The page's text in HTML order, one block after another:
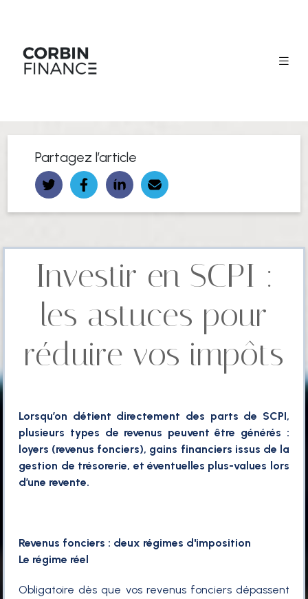
Partagez l’article
Investir en SCPI :
les astuces pour
réduire vos impôts
Lorsqu’on détient directement des parts de SCPI,
plusieurs types de revenus peuvent être générés :
loyers (revenus fonciers), gains financiers issus de la
gestion de trésorerie, et éventuelles plus-values lors
d’une revente.
Revenus fonciers : deux régimes d'imposition
Le régime réel
Obligatoire dès que vos revenus fonciers dépassent